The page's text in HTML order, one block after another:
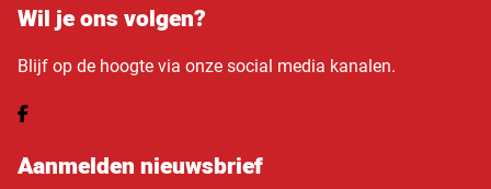
Wil je ons volgen?
Blijf op de hoogte via onze social media kanalen.
Aanmelden nieuwsbrief